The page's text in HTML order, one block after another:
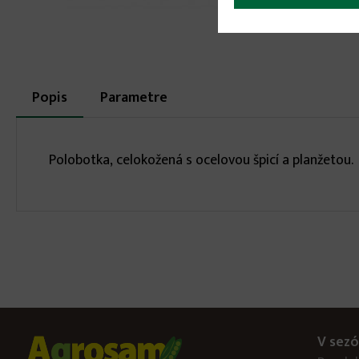
More
infos
Popis (aktívna
karta)
Parametre
Polobotka, celokožená s ocelovou špicí a planžetou.
V